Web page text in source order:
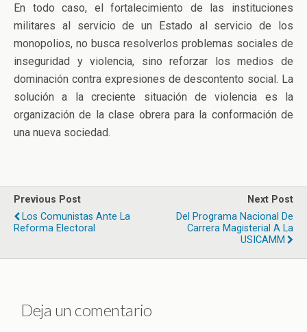
En todo caso, el fortalecimiento de las instituciones
militares al servicio de un Estado al servicio de los
monopolios, no busca resolverlos problemas sociales de
inseguridad y violencia, sino reforzar los medios de
dominación contra expresiones de descontento social. La
solución a la creciente situación de violencia es la
organización de la clase obrera para la conformación de
una nueva sociedad.
Previous Post
Los Comunistas Ante La
Reforma Electoral
Next Post
Del Programa Nacional De
Carrera Magisterial A La
USICAMM
Deja un comentario